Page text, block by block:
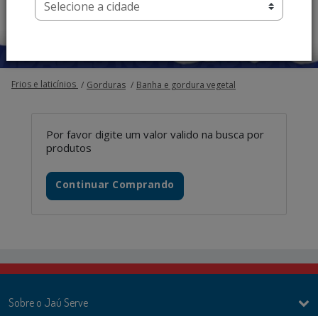
Frios e laticínios Gorduras Banha e gordura vegetal
Por favor digite um valor valido na busca por
produtos
Continuar Comprando
Sobre o Jaú Serve